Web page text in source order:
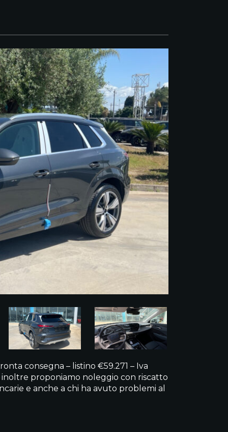
consegna – listino €59.271 – Iva
inoltre proponiamo noleggio con riscatto
e anche a chi ha avuto problemi al